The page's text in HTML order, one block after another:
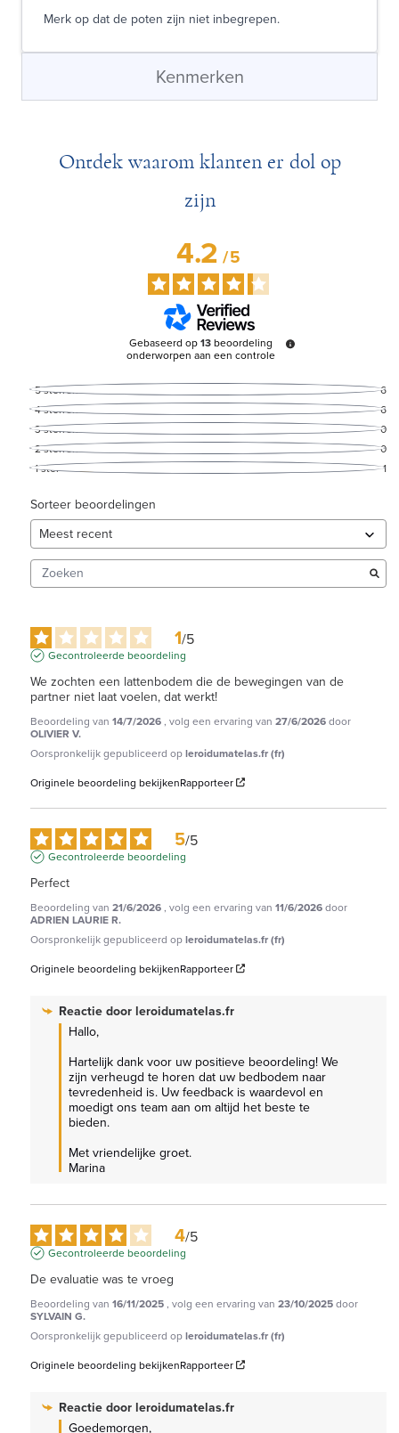
Merk op dat de poten zijn niet inbegrepen.
Kenmerken
Ontdek waarom klanten er dol op
zijn
4.2/5
Gebaseerd op13 beoordeling
onderworpen aan een controle
5sterren
6
4sterren
6
3sterren
0
2sterren
0
1ster 1
Sorteer beoordelingen
1/5
Gecontroleerde beoordeling
We zochten een lattenbodem die de bewegingen van de
partner niet laat voelen, dat werkt!
Beoordeling van 14/7/2026, volg een ervaring van 27/6/2026door
OLIVIER V.
Oorspronkelijk gepubliceerd opleroidumatelas.fr (fr)
Originele beoordeling bekijkenRapporteer
5/5
Gecontroleerde beoordeling
Perfect
Beoordeling van 21/6/2026, volg een ervaring van 11/6/2026door
ADRIEN LAURIE R.
Oorspronkelijk gepubliceerd opleroidumatelas.fr (fr)
Originele beoordeling bekijkenRapporteer
Reactie door leroidumatelas.fr
Hallo,
Hartelijk dank voor uw positieve beoordeling! We
zijn verheugd te horen dat uw bedbodem naar
tevredenheid is. Uw feedback is waardevol en
moedigt ons team aan om altijd het beste te
bieden.
Met vriendelijke groet.
Marina
4/5
Gecontroleerde beoordeling
De evaluatie was te vroeg
Beoordeling van 16/11/2025, volg een ervaring van 23/10/2025door
SYLVAIN G.
Oorspronkelijk gepubliceerd opleroidumatelas.fr (fr)
Originele beoordeling bekijkenRapporteer
Reactie door leroidumatelas.fr
Goedemorgen,